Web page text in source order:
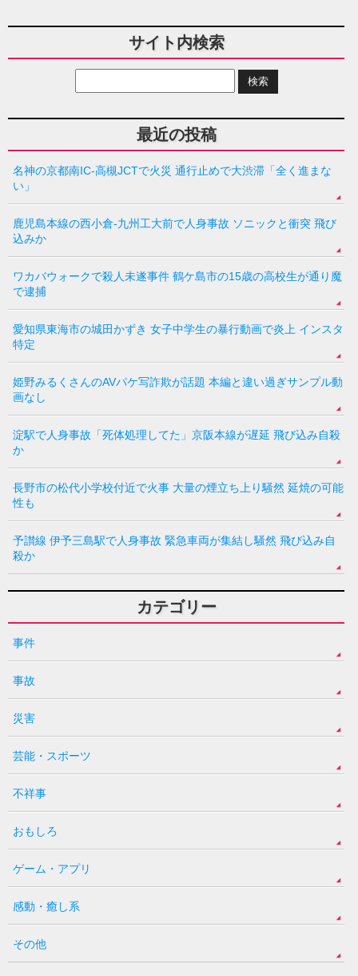
サイト内検索
最近の投稿
名神の京都南IC-高槻JCTで火災 通行止めで大渋滞「全く進まな
い」
鹿児島本線の西小倉-九州工大前で人身事故 ソニックと衝突 飛び
込みか
ワカバウォークで殺人未遂事件 鶴ケ島市の15歳の高校生が通り魔
で逮捕
愛知県東海市の城田かずき 女子中学生の暴行動画で炎上 インスタ
特定
姫野みるくさんのAVパケ写詐欺が話題 本編と違い過ぎサンプル動
画なし
淀駅で人身事故「死体処理してた」京阪本線が遅延 飛び込み自殺
か
長野市の松代小学校付近で火事 大量の煙立ち上り騒然 延焼の可能
性も
予讃線 伊予三島駅で人身事故 緊急車両が集結し騒然 飛び込み自
殺か
カテゴリー
事件
事故
災害
芸能・スポーツ
不祥事
おもしろ
ゲーム・アプリ
感動・癒し系
その他